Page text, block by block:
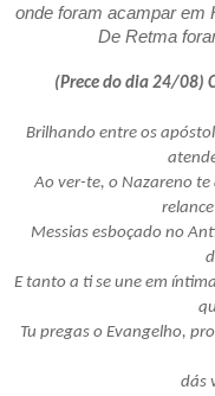
onde foram acampar em
De Retma
(Prece do dia 24/08)
Brilhando entre os
Ao ver-te, o Nazareno
Messias esboçado no
E tanto a ti se une em
Tu pregas o Evangelho,
dás